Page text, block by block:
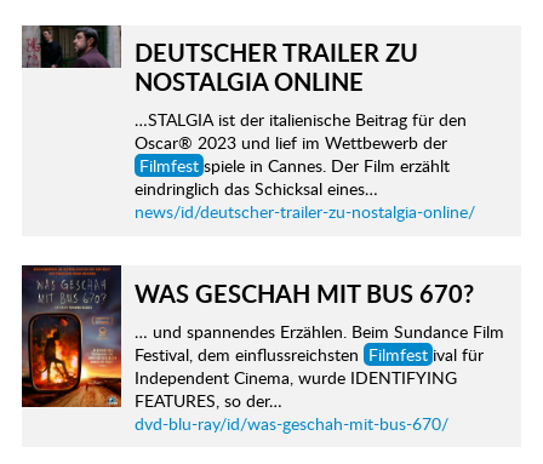
DEUTSCHER TRAILER ZU
NOSTALGIA ONLINE
…STALGIA ist der italienische Beitrag für den
Oscar® 2023 und lief im Wettbewerb der
Filmfest spiele in Cannes. Der Film erzählt
eindringlich das Schicksal eines…
news/id/deutscher-trailer-zu-nostalgia-online/
WAS GESCHAH MIT BUS 670?
… und spannendes Erzählen. Beim Sundance Film
Festival, dem einflussreichsten Filmfest ival für
Independent Cinema, wurde IDENTIFYING
FEATURES, so der…
dvd-blu-ray/id/was-geschah-mit-bus-670/